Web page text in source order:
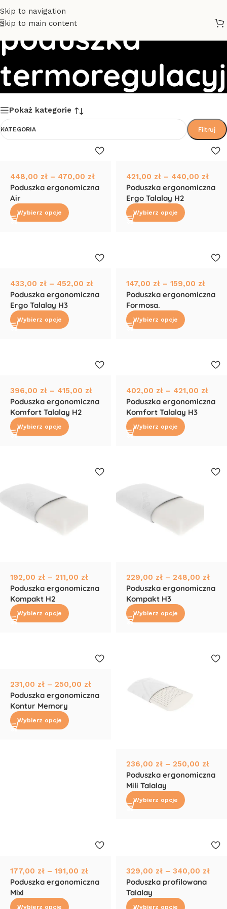
Skip to navigation
Skip to main content
poduszka
Pokaż kategorie
KATEGORIA Filtruj
448,00 zł – 470,00 zł
Poduszka ergonomiczna
Air
Wybierz opcje
421,00 zł – 440,00 zł
Poduszka ergonomiczna
Ergo Talalay H2
Wybierz opcje
433,00 zł – 452,00 zł
Poduszka ergonomiczna
Ergo Talalay H3
Wybierz opcje
147,00 zł – 159,00 zł
Poduszka ergonomiczna
Formosa.
Wybierz opcje
396,00 zł – 415,00 zł
Poduszka ergonomiczna
Komfort Talalay H2
Wybierz opcje
402,00 zł – 421,00 zł
Poduszka ergonomiczna
Komfort Talalay H3
Wybierz opcje
192,00 zł – 211,00 zł
Poduszka ergonomiczna
Kompakt H2
Wybierz opcje
229,00 zł – 248,00 zł
Poduszka ergonomiczna
Kompakt H3
Wybierz opcje
231,00 zł – 250,00 zł
Poduszka ergonomiczna
Kontur Memory
Wybierz opcje
236,00 zł – 250,00 zł
Poduszka ergonomiczna
Mili Talalay
Wybierz opcje
177,00 zł – 191,00 zł
Poduszka ergonomiczna
Mixi
Wybierz opcje
329,00 zł – 340,00 zł
Poduszka profilowana
Talalay
Wybierz opcje